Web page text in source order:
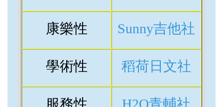
康樂性 Sunny吉他社
學術性 稻荷日文社
服務性 H2O青輔社